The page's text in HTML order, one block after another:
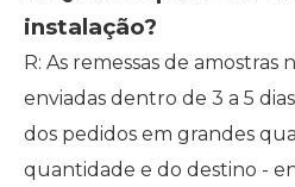
instalação?
R: As remessas de amostras
enviadas dentro de 3 a 5
dos pedidos em grandes
quantidade e do destino -